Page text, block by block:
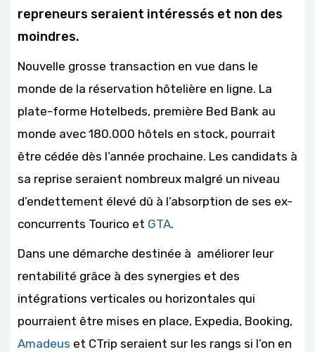
repreneurs seraient intéressés et non des
moindres.
Nouvelle grosse transaction en vue dans le
monde de la réservation hôtelière en ligne. La
plate-forme Hotelbeds, première Bed Bank au
monde avec 180.000 hôtels en stock, pourrait
être cédée dès l’année prochaine. Les candidats à
sa reprise seraient nombreux malgré un niveau
d’endettement élevé dû à l’absorption de ses ex-
concurrents Tourico et GTA.
Dans une démarche destinée à améliorer leur
rentabilité grâce à des synergies et des
intégrations verticales ou horizontales qui
pourraient être mises en place, Expedia, Booking,
Amadeus et CTrip seraient sur les rangs si l’on en